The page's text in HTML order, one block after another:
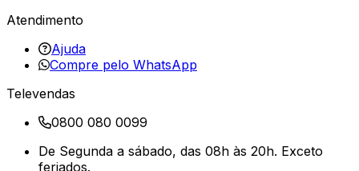
Atendimento
Ajuda
Compre pelo WhatsApp
Televendas
0800 080 0099
De Segunda a sábado, das 08h às 20h. Exceto
feriados.